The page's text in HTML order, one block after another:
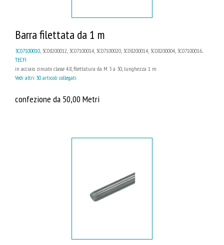
Barra filettata da 1 m
3C07100010 , 3C08200012, 3C07100014, 3C07100020, 3C08200014, 3C08200004, 3C07100016...
TECFI
in acciaio zincato classe 4.8, filettatura da M 3 a 30, lunghezza 1 m
Vedi altri 30 articoli collegati
confezione da 50,00 Metri